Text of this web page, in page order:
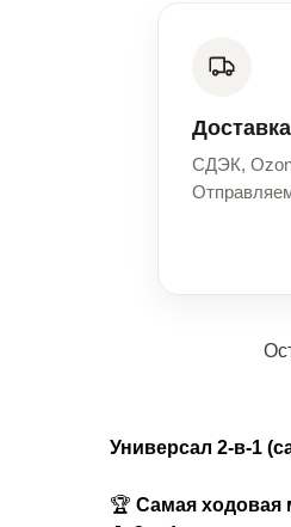
СДЭК,
Универсал 2-в-1
🏆 Самая ходовая